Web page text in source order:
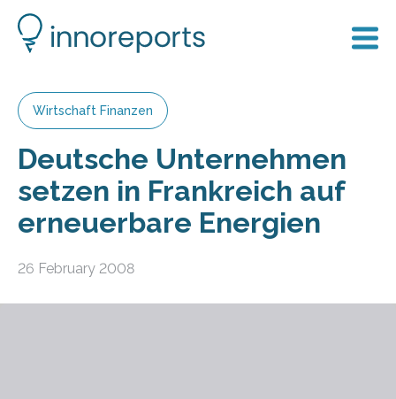
Wirtschaft Finanzen
Deutsche Unternehmen
setzen in Frankreich auf
erneuerbare Energien
26 February 2008